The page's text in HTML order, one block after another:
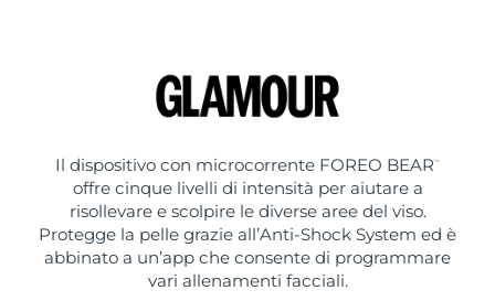
Il dispositivo con microcorrente FOREO BEAR ™
offre cinque livelli di intensità per aiutare a
risollevare e scolpire le diverse aree del viso.
Protegge la pelle grazie all’Anti-Shock System ed è
abbinato a un’app che consente di programmare
vari allenamenti facciali.